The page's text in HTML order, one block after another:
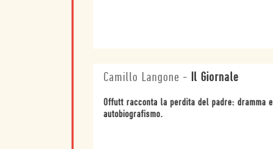
Camillo Langone - Il Giornale
Offutt racconta la perdita del padre: dramma e
autobiografismo.